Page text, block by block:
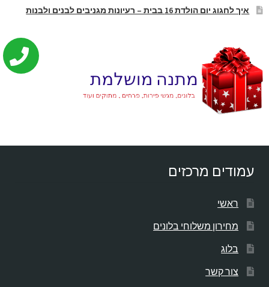
איך לחגוג יום הולדת 16 בבית – רעיונות מגניבים לבנים ולבנות
עמודים מרכזים
ראשי
מחירון משלוחי בלונים
בלוג
צור קשר